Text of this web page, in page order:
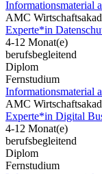
Informationsmaterial
AMC
Experte*in
4-12 Monat(e)
berufsbegleitend
Diplom
Fernstudium
Informationsmaterial
AMC
Experte*in Digital
4-12 Monat(e)
berufsbegleitend
Diplom
Fernstudium